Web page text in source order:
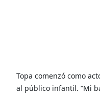
Topa comenzó como
al público infantil. “Mi